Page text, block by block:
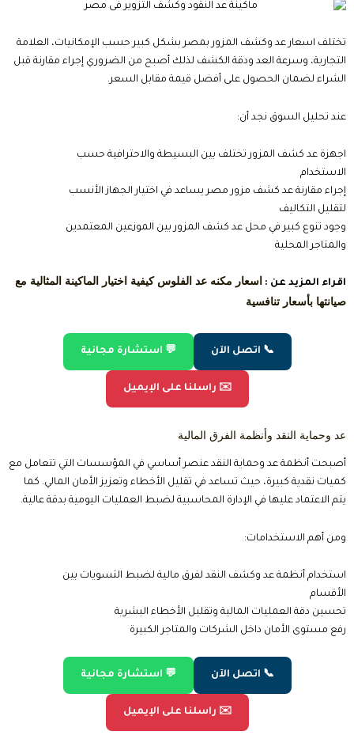
تختلف اسعار عد وكشف المزور بمصر بشكل كبير حسب الإمكانيات، العلامة
التجارية، وسرعة العد ودقة الكشف لذلك أصبح من الضروري إجراء مقارنة قبل
الشراء لضمان الحصول على أفضل قيمة مقابل السعر.
عند تحليل السوق نجد أن:
اجهزة عد كشف المزور تختلف بين البسيطة والاحترافية حسب
الاستخدام
إجراء مقارنة عد كشف مزور مصر يساعد في اختيار الجهاز الأنسب
لتقليل التكاليف
وجود تنوع كبير في محل عد كشف المزور بين الموزعين المعتمدين
والمتاجر المحلية
اقراء المزيد عن : اسعار مكنه عد الفلوس كيفية اختيار الماكينة المثالية مع
صيانتها بأسعار تنافسية
📞 اتصل الآن 💬 استشارة مجانية
✉️ راسلنا على الإيميل
عد وحماية النقد وأنظمة الفرق المالية
أصبحت أنظمة عد وحماية النقد عنصر أساسي في المؤسسات التي تتعامل مع
كميات نقدية كبيرة، حيث تساعد في تقليل الأخطاء وتعزيز الأمان المالي. كما
يتم الاعتماد عليها في الإدارة المحاسبية لضبط العمليات اليومية بدقة عالية.
ومن أهم الاستخدامات:
استخدام أنظمة عد وكشف النقد لفرق مالية لضبط التسويات بين
الأقسام
تحسين دقة العمليات المالية وتقليل الأخطاء البشرية
رفع مستوى الأمان داخل الشركات والمتاجر الكبيرة
📞 اتصل الآن 💬 استشارة مجانية
✉️ راسلنا على الإيميل